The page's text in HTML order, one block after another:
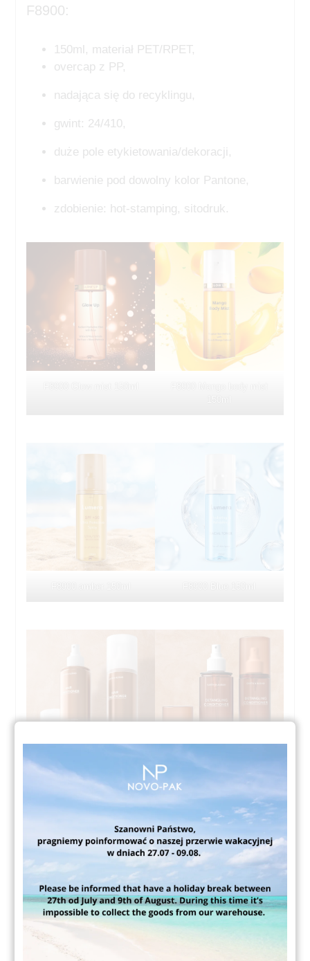
F8900:
150ml, materiał PET/RPET,
overcap z PP,
nadająca się do recyklingu,
gwint: 24/410,
duże pole etykietowania/dekoracji,
barwienie pod dowolny kolor Pantone,
zdobienie: hot-stamping, sitodruk.
F8900+ overcap +
atomizer glossy brown
atomizer transp brown2
Udostępnij: